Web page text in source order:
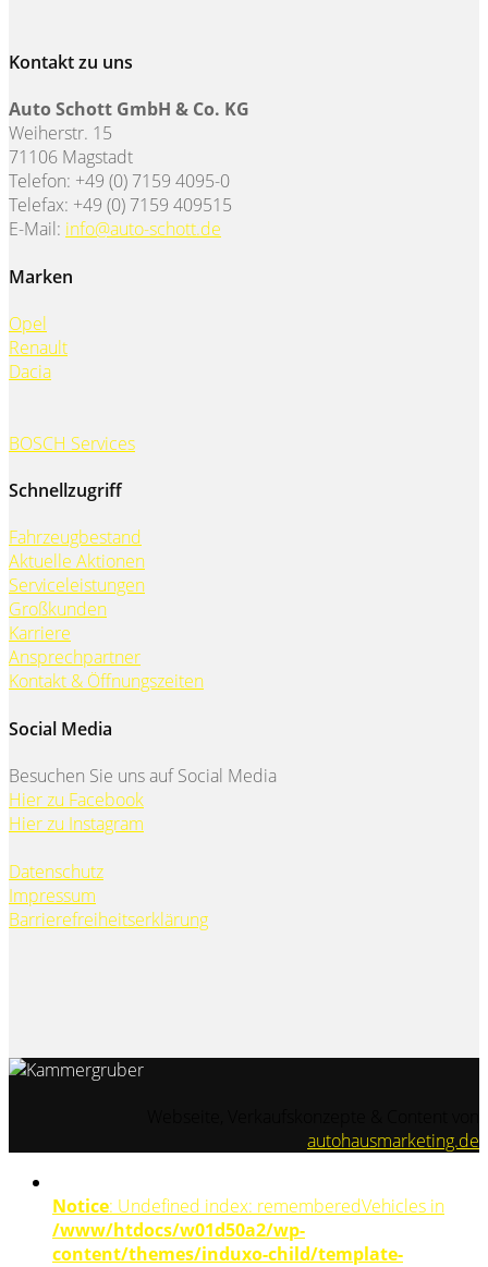
Kontakt zu uns
Auto Schott GmbH & Co. KG
Weiherstr. 15
71106 Magstadt
Telefon: +49 (0) 7159 4095-0
Telefax: +49 (0) 7159 409515
E-Mail: info@auto-schott.de
Marken
Opel
Renault
Dacia
BOSCH Services
Schnellzugriff
Fahrzeugbestand
Aktuelle Aktionen
Serviceleistungen
Großkunden
Karriere
Ansprechpartner
Kontakt & Öffnungszeiten
Social Media
Besuchen Sie uns auf Social Media
Hier zu Facebook
Hier zu Instagram
Datenschutz
Impressum
Barrierefreiheitserklärung
autohausmarketing.de
Notice: Undefined index: rememberedVehicles in
/www/htdocs/w01d50a2/wp-
content/themes/induxo-child/template-